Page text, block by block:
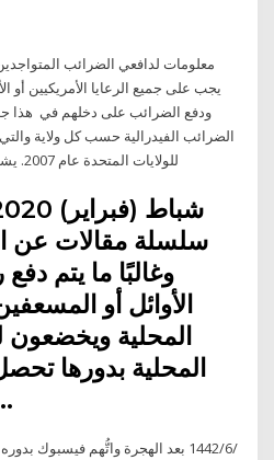
معلومات لدافعي الضرائب
يجب على جميع الرعايا الأمريكيين أو
ودفع الضرائب على دخلهم في هذا
الضرائب الفيدرالية حسب كل ولاية والتي
سلسلة مقالات عن
وغالبًا ما يتم
الأوائل أو
المحلية ويخضعون
المحلية بدورها